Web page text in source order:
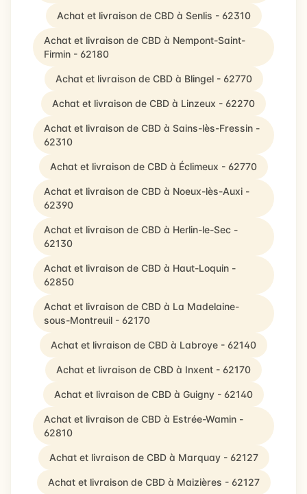
Achat et livraison de CBD à Senlis - 62310
Achat et livraison de CBD à Nempont-Saint-
Firmin - 62180
Achat et livraison de CBD à Blingel - 62770
Achat et livraison de CBD à Linzeux - 62270
Achat et livraison de CBD à Sains-lès-Fressin -
62310
Achat et livraison de CBD à Éclimeux - 62770
Achat et livraison de CBD à Noeux-lès-Auxi -
62390
Achat et livraison de CBD à Herlin-le-Sec -
62130
Achat et livraison de CBD à Haut-Loquin -
62850
Achat et livraison de CBD à La Madelaine-
sous-Montreuil - 62170
Achat et livraison de CBD à Labroye - 62140
Achat et livraison de CBD à Inxent - 62170
Achat et livraison de CBD à Guigny - 62140
Achat et livraison de CBD à Estrée-Wamin -
62810
Achat et livraison de CBD à Marquay - 62127
Achat et livraison de CBD à Maizières - 62127